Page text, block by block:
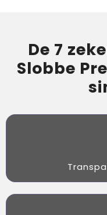
De 7
Slobbe